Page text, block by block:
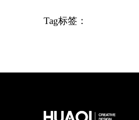
Tag标签：